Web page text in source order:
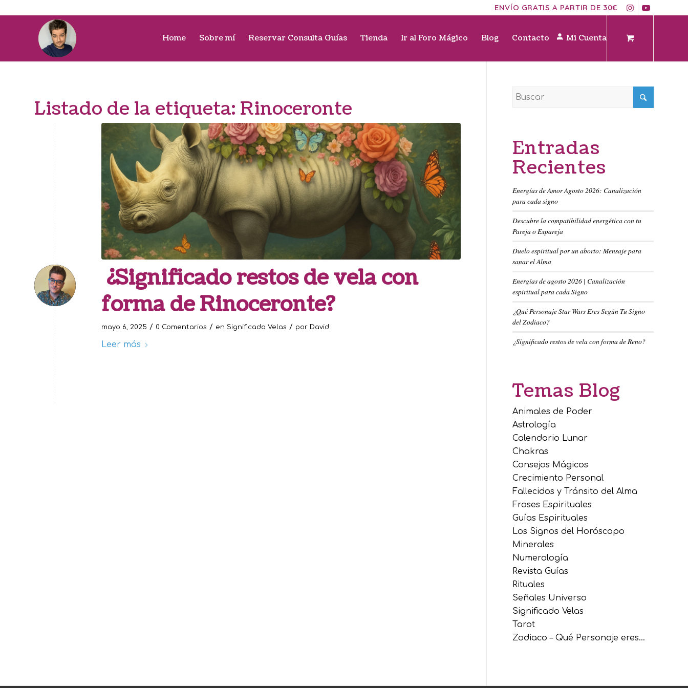
ENVÍO GRATIS A PARTIR DE 30€
Home Sobre mí Reservar Consulta Guías Tienda Ir al Foro Mágico Blog Contacto Mi Cuenta
Listado de la etiqueta: Rinoceronte
¿Significado restos de vela con
forma de Rinoceronte?
mayo 6, 2025 / 0 Comentarios / en Significado Velas / por David
Leer más
Entradas
Recientes
Energías de Amor Agosto 2026: Canalización
para cada signo
Descubre la compatibilidad energética con tu
Pareja o Expareja
Duelo espiritual por un aborto: Mensaje para
sanar el Alma
Energías de agosto 2026 | Canalización
espiritual para cada Signo
¿Qué Personaje Star Wars Eres Según Tu Signo
del Zodiaco?
¿Significado restos de vela con forma de Reno?
Temas Blog
Animales de Poder
Astrología
Calendario Lunar
Chakras
Consejos Mágicos
Crecimiento Personal
Fallecidos y Tránsito del Alma
Frases Espirituales
Guías Espirituales
Los Signos del Horóscopo
Minerales
Numerología
Revista Guías
Rituales
Señales Universo
Significado Velas
Tarot
Zodiaco – Qué Personaje eres…